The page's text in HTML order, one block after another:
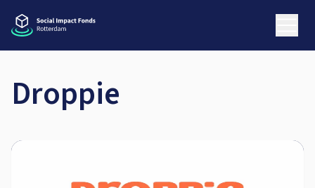
Droppie